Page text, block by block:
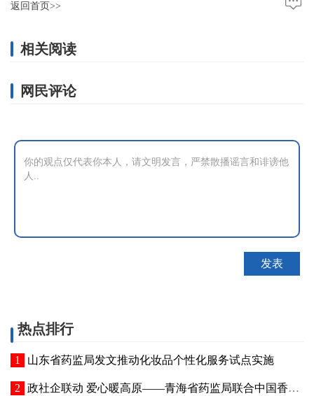
返回首页>>
相关阅读
网民评论
热点排行
山东省药监局发文推动化妆品个性化服务试点实施
政社企联动 爱心暖高原——青海省药监局联合中国香料香精化妆品工业协会开展公益捐赠活动